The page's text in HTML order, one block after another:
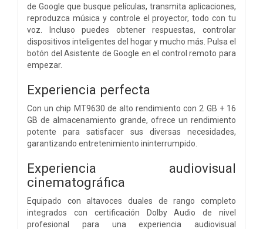
de Google que busque películas, transmita aplicaciones,
reproduzca música y controle el proyector, todo con tu
voz. Incluso puedes obtener respuestas, controlar
dispositivos inteligentes del hogar y mucho más. Pulsa el
botón del Asistente de Google en el control remoto para
empezar.
Experiencia perfecta
Con un chip MT9630 de alto rendimiento con 2 GB + 16
GB de almacenamiento grande, ofrece un rendimiento
potente para satisfacer sus diversas necesidades,
garantizando entretenimiento ininterrumpido.
Experiencia audiovisual
cinematográfica
Equipado con altavoces duales de rango completo
integrados con certificación Dolby Audio de nivel
profesional para una experiencia audiovisual